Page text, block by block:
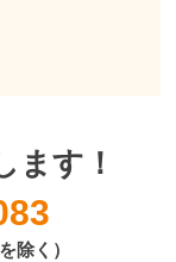
ます！
除く）